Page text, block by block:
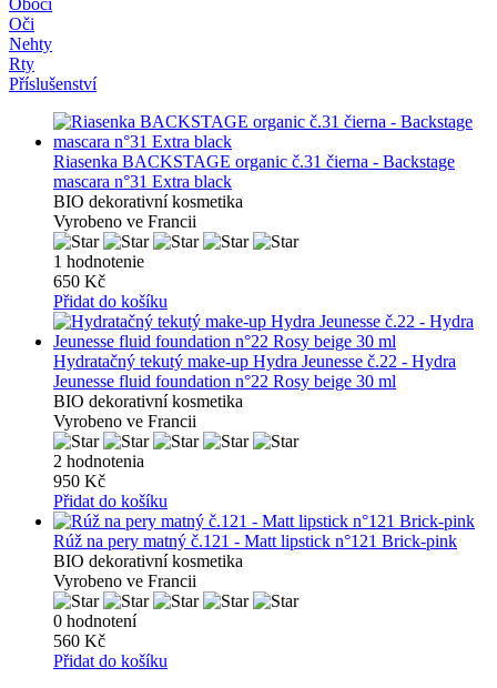
Obočí
Oči
Nehty
Rty
Příslušenství
Riasenka BACKSTAGE organic č.31 čierna - Backstage
mascara n°31 Extra black
BIO dekorativní kosmetika
Vyrobeno ve Francii
1 hodnotenie
650 Kč
Přidat do košíku
Hydratačný tekutý make-up Hydra Jeunesse č.22 - Hydra
Jeunesse fluid foundation n°22 Rosy beige 30 ml
BIO dekorativní kosmetika
Vyrobeno ve Francii
2 hodnotenia
950 Kč
Přidat do košíku
Rúž na pery matný č.121 - Matt lipstick n°121 Brick-pink
BIO dekorativní kosmetika
Vyrobeno ve Francii
0 hodnotení
560 Kč
Přidat do košíku